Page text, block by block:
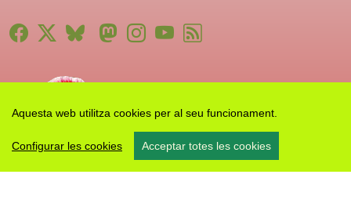
Aquesta web utilitza cookies per al seu funcionament.
Configurar les cookies Acceptar totes les cookies